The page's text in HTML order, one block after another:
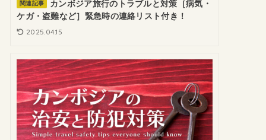
関連記事
カンボジア旅行のトラブルと対策［病気・
ケガ・盗難など］緊急時の連絡リスト付き！
2025.04.15